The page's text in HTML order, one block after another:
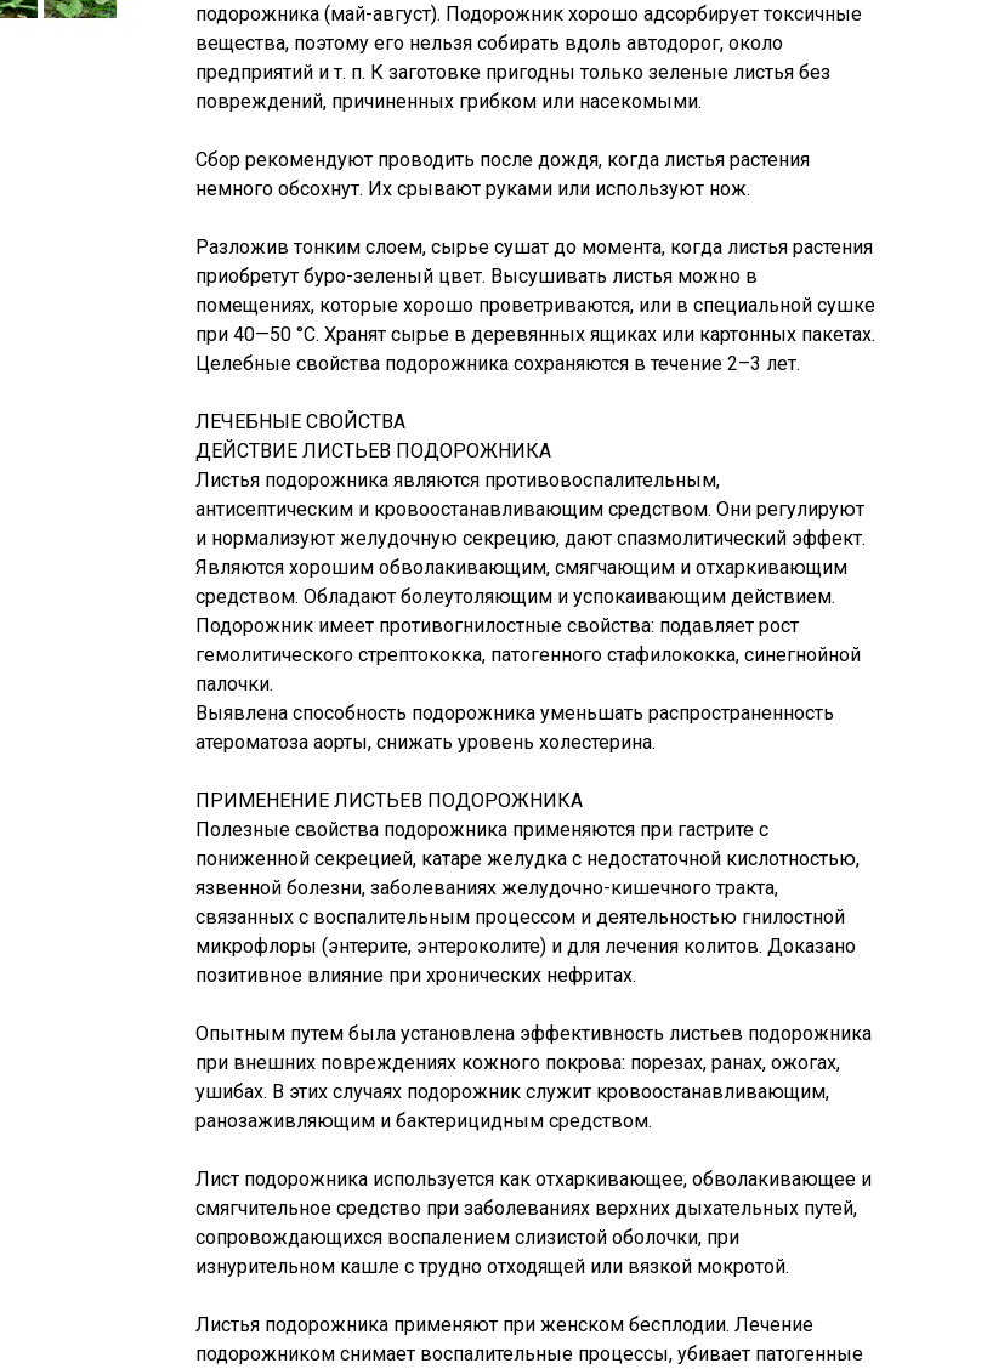
подорожника (май-август). Подорожник хорошо адсорбирует токсичные
вещества, поэтому его нельзя собирать вдоль автодорог, около
предприятий и т. п. К заготовке пригодны только зеленые листья без
повреждений, причиненных грибком или насекомыми.
Сбор рекомендуют проводить после дождя, когда листья растения
немного обсохнут. Их срывают руками или используют нож.
Разложив тонким слоем, сырье сушат до момента, когда листья растения
приобретут буро-зеленый цвет. Высушивать листья можно в
помещениях, которые хорошо проветриваются, или в специальной сушке
при 40—50 °С. Хранят сырье в деревянных ящиках или картонных пакетах.
Целебные свойства подорожника сохраняются в течение 2–3 лет.
ЛЕЧЕБНЫЕ СВОЙСТВА
ДЕЙСТВИЕ ЛИСТЬЕВ ПОДОРОЖНИКА
Листья подорожника являются противовоспалительным,
антисептическим и кровоостанавливающим средством. Они регулируют
и нормализуют желудочную секрецию, дают спазмолитический эффект.
Являются хорошим обволакивающим, смягчающим и отхаркивающим
средством. Обладают болеутоляющим и успокаивающим действием.
Подорожник имеет противогнилостные свойства: подавляет рост
гемолитического стрептококка, патогенного стафилококка, синегнойной
палочки.
Выявлена способность подорожника уменьшать распространенность
атероматоза аорты, снижать уровень холестерина.
ПРИМЕНЕНИЕ ЛИСТЬЕВ ПОДОРОЖНИКА
Полезные свойства подорожника применяются при гастрите с
пониженной секрецией, катаре желудка с недостаточной кислотностью,
язвенной болезни, заболеваниях желудочно-кишечного тракта,
связанных с воспалительным процессом и деятельностью гнилостной
микрофлоры (энтерите, энтероколите) и для лечения колитов. Доказано
позитивное влияние при хронических нефритах.
Опытным путем была установлена эффективность листьев подорожника
при внешних повреждениях кожного покрова: порезах, ранах, ожогах,
ушибах. В этих случаях подорожник служит кровоостанавливающим,
ранозаживляющим и бактерицидным средством.
Лист подорожника используется как отхаркивающее, обволакивающее и
смягчительное средство при заболеваниях верхних дыхательных путей,
сопровождающихся воспалением слизистой оболочки, при
изнурительном кашле с трудно отходящей или вязкой мокротой.
Листья подорожника применяют при женском бесплодии. Лечение
подорожником снимает воспалительные процессы, убивает патогенные